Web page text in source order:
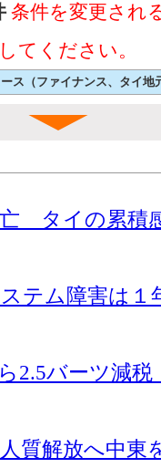
条件を変更され
てください。
ス（ファイナンス、タイ地
タイの累積
テム障害は１
2.5バーツ減
人質解放へ中